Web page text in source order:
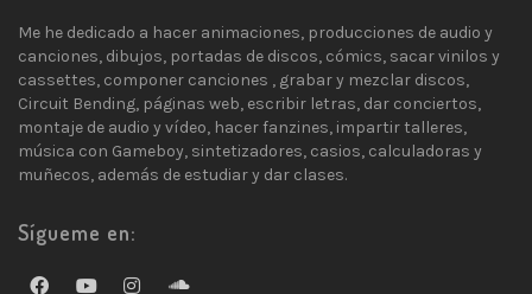
Me he dedicado a hacer animaciones, producciones de audio y
canciones, dibujos, portadas de discos, cómics, sacar vinilos y
cassettes, componer canciones , grabar y mezclar discos,
Circuit Bending, páginas web, escribir letras, dar conciertos,
montaje de audio y vídeo, hacer fanzines, impartir talleres,
música con Gameboy, sintetizadores, casios, calculadoras y
muñecos, además de estudiar y dar clases.
Sígueme en: